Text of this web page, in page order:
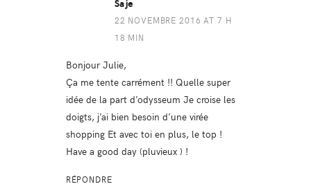
Saje
22 NOVEMBRE 2016 AT 7 H
18 MIN
Bonjour Julie,
Ça me tente carrément !! Quelle super
idée de la part d’odysseum Je croise les
doigts, j’ai bien besoin d’une virée
shopping Et avec toi en plus, le top !
Have a good day (pluvieux ) !
RÉPONDRE